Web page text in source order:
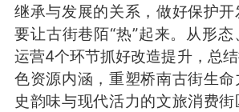
继承与发展的关系，做好保护开
要让古街巷陌“热”起来。从形态
运营4个环节抓好改造提升，总
色资源内涵，重塑桥南古街生
史韵味与现代活力的文旅消费